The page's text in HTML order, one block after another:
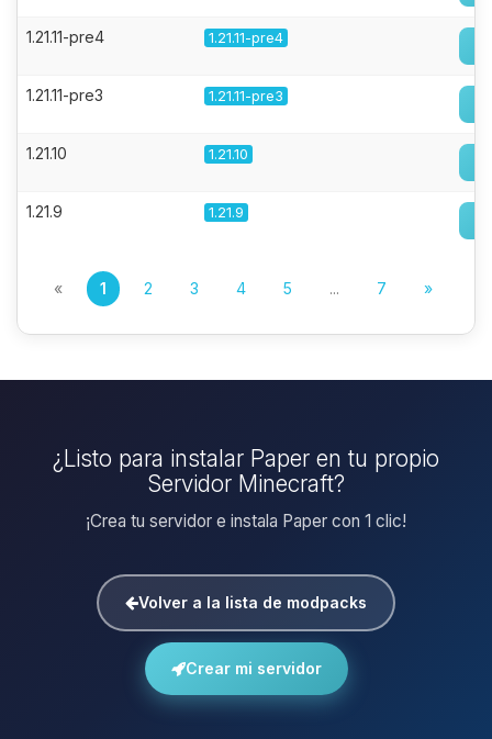
1.21.11-pre4 1.21.11-pre4
1.21.11-pre3 1.21.11-pre3
1.21.10 1.21.10
1.21.9 1.21.9
« 1 2 3 4 5 ... 7 »
¿Listo para instalar Paper en tu propio
Servidor Minecraft?
¡Crea tu servidor e instala Paper con 1 clic!
Volver a la lista de modpacks
Crear mi servidor